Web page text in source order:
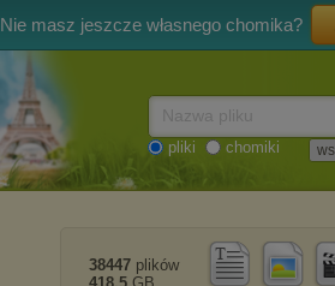
Nie masz jeszcze własnego chomika?
pliki chomiki
38447 plików